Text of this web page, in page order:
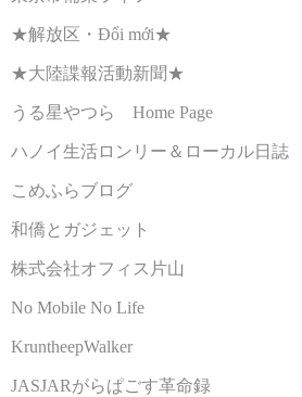
★解放区・Đổi mới★
★大陸諜報活動新聞★
うる星やつら Home Page
ハノイ生活ロンリー＆ローカル日誌
こめふらブログ
和僑とガジェット
株式会社オフィス片山
No Mobile No Life
KruntheepWalker
JASJARがらぱごす革命録